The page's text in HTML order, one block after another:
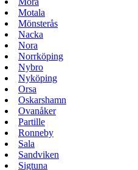
Motala
Mönsterås
Nacka
Nora
Norrköping
Nybro
Nyköping
Orsa
Oskarshamn
Ovanåker
Partille
Ronneby
Sala
Sandviken
Sigtuna